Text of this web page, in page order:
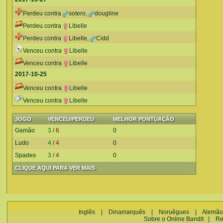
Perdeu contra
sotero,
dougline
Perdeu contra
Libelle
Perdeu contra
Libelle,
Cidd
Venceu contra
Libelle
Venceu contra
Libelle
2017-10-25
Venceu contra
Libelle
Venceu contra
Libelle
JOGO VENCEU/PERDEU MELHOR PONTUAÇÃO
CLIQUE AQUI PARA VER MAIS
Gamão 3 /6
0
Ludo
4 /4
0
Spades
3 /4 0
Inglês Dinamarquês Noruêgues
Alemão
Sobre o Online Bandit|